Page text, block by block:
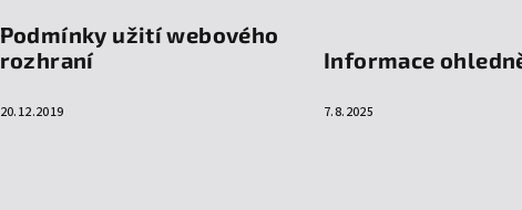
Podmínky užití webového
rozhraní
20.12.2019
Informace
7.8.2025